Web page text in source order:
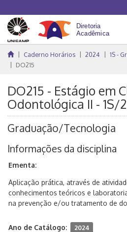
Caderno Horários 2024 1S -
DO215
DO215 - Estágio em
Odontológica II - 1S/
Graduação/Tecnologia
Informações da disciplina
Ementa:
Aplicação prática, através de
conhecimentos teóricos e
na prevenção e/ou tratamento de
Ano de Catálogo: 2024